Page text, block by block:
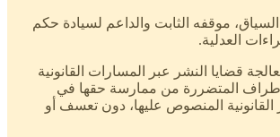
موقفه الثابت والداعم لسيادة حكم
العدلية.
قضايا النشر عبر المسارات القانونية
المتضررة من ممارسة حقها في
القانونية المنصوص عليها، دون تعسف أو